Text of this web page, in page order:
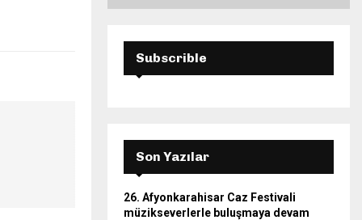
Subscrible
Son Yazılar
26. Afyonkarahisar Caz Festivali
müzikseverlerle buluşmaya devam